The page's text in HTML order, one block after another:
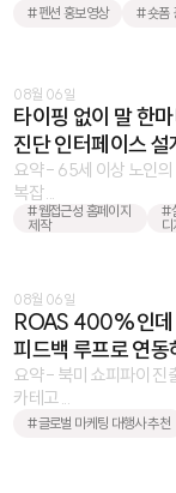
#펜션 홍보영상 #숏폼
08월 06일
타이핑 없이 말 한
진단 인터페이스 설
요약 - 65세 이상 노인
복잡 ...
#웹접근성 홈페이지
제작
#
08월 06일
ROAS 400%인데
피드백 루프로 연
요약 - 북미 쇼피파이
카테고 ...
#글로벌 마케팅 대행사 추천